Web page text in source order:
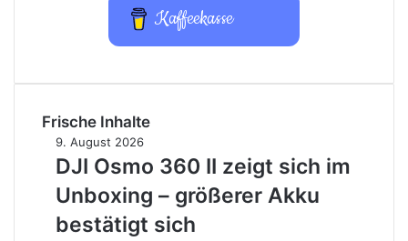
Kaffeekasse
Frische Inhalte
DJI
Osmo
360
II
zeigt
sich
9. August 2026
DJI Osmo 360 II zeigt sich im
Unboxing – größerer Akku
bestätigt sich